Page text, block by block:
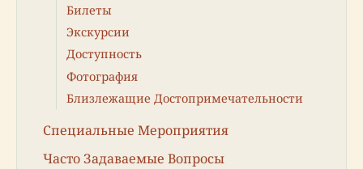
Билеты
Экскурсии
Доступность
Фотография
Близлежащие Достопримечательности
Специальные Мероприятия
Часто Задаваемые Вопросы